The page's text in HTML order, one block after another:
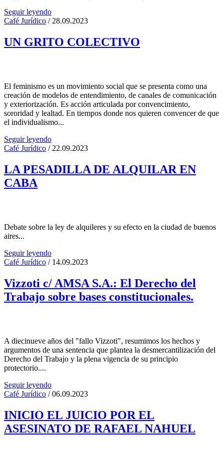
Seguir leyendo
Café Jurídico / 28.09.2023
UN GRITO COLECTIVO
El feminismo es un movimiento social que se presenta como una
creación de modelos de entendimiento, de canales de comunicación
y exteriorización. Es acción articulada por convencimiento,
sororidad y lealtad. En tiempos donde nos quieren convencer de que
el individualismo...
Seguir leyendo
Café Jurídico / 22.09.2023
LA PESADILLA DE ALQUILAR EN
CABA
Debate sobre la ley de alquileres y su efecto en la ciudad de buenos
aires...
Seguir leyendo
Café Jurídico / 14.09.2023
Vizzoti c/ AMSA S.A.: El Derecho del
Trabajo sobre bases constitucionales.
A diecinueve años del "fallo Vizzoti", resumimos los hechos y
argumentos de una sentencia que plantea la desmercantilización del
Derecho del Trabajo y la plena vigencia de su principio
protectorio....
Seguir leyendo
Café Jurídico / 06.09.2023
INICIO EL JUICIO POR EL
ASESINATO DE RAFAEL NAHUEL